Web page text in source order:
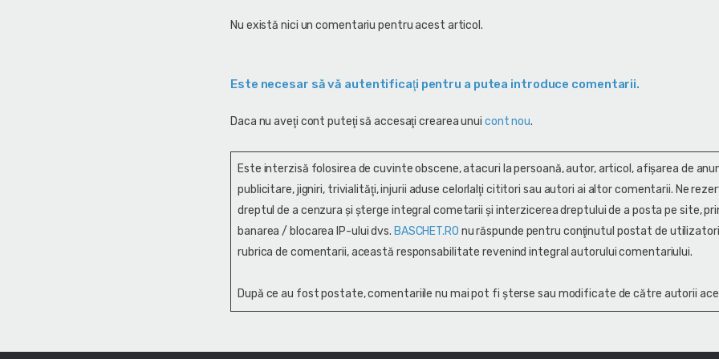
Nu există nici un comentariu pentru acest articol.
Este necesar să vă autentificaţi pentru a putea introduce comentarii.
Daca nu aveţi cont puteţi să accesaţi crearea unui cont nou.
Este interzisă folosirea de cuvinte obscene, atacuri la persoană, autor, articol, afişarea de
publicitare, jigniri, trivialităţi, injurii aduse celorlalţi cititori sau autori ai altor comentarii. Ne
dreptul de a cenzura și şterge integral cometarii și interzicerea dreptului de a posta pe site,
banarea / blocarea IP-ului dvs. BASCHET.RO nu răspunde pentru conţinutul postat de
rubrica de comentarii, această responsabilitate revenind integral autorului comentariului.
După ce au fost postate, comentariile nu mai pot fi șterse sau modificate de către autorii